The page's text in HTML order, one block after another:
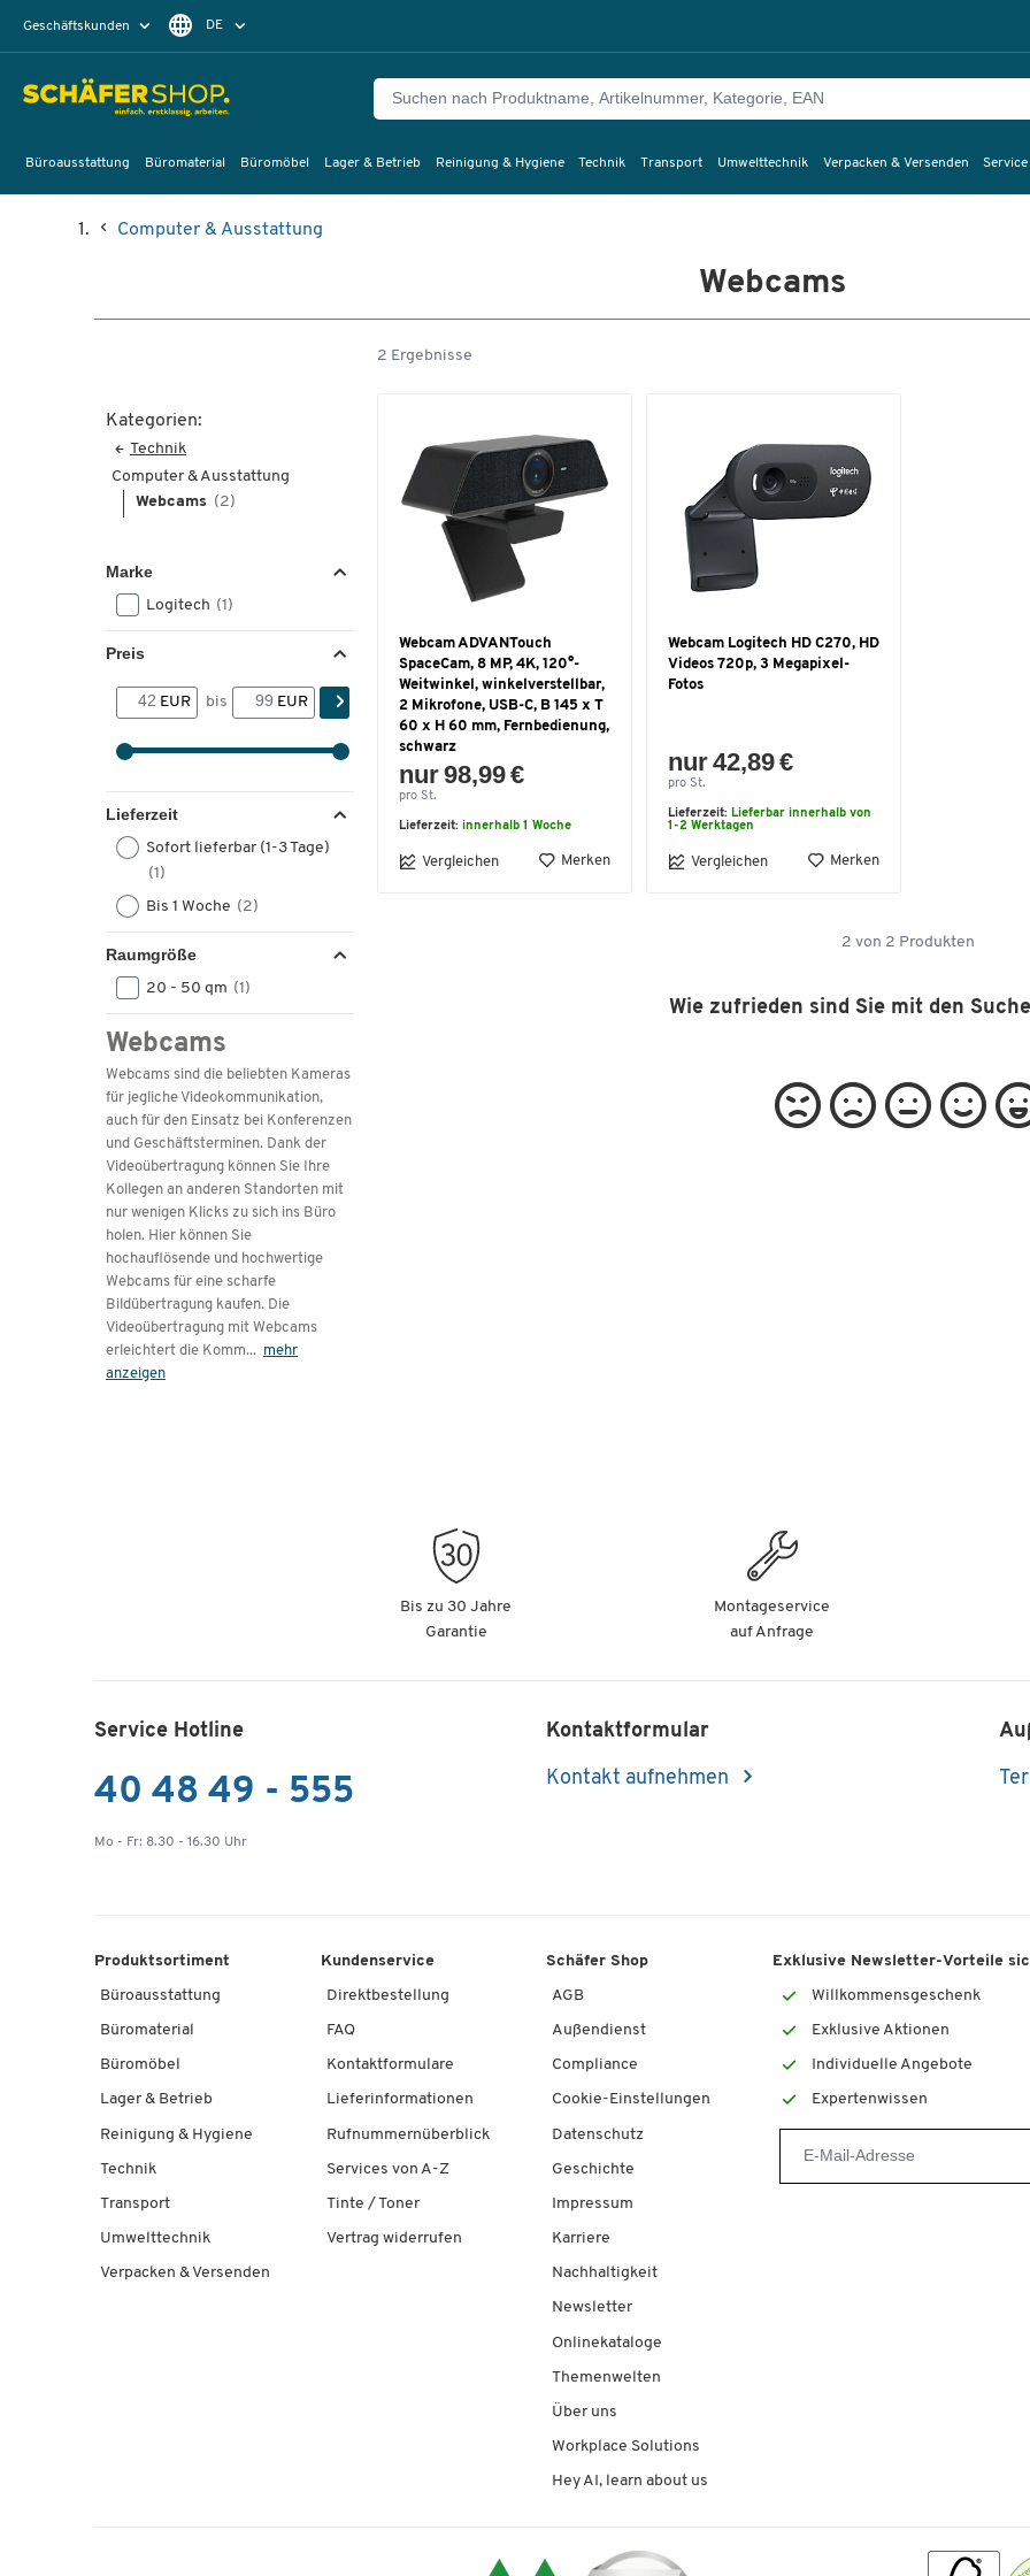
Geschäftskunden DE
Büroausstattung Büromaterial Büromöbel Lager & Betrieb Reinigung & Hygiene Technik Transport Umwelttechnik Verpacken & Versenden
Computer & Ausstattung
Webcams
Kategorien:
Technik
Computer & Ausstattung
Webcams (2)
Marke
Logitech (1)
Preis
EUR bis EUR
Lieferzeit
Sofort lieferbar (1-3 Tage)
(1)
Bis 1 Woche (2)
Raumgröße
20 - 50 qm (1)
Webcams
Webcams sind die beliebten Kameras
für jegliche Videokommunikation,
auch für den Einsatz bei Konferenzen
und Geschäftsterminen. Dank der
Videoübertragung können Sie Ihre
Kollegen an anderen Standorten mit
nur wenigen Klicks zu sich ins Büro
holen. Hier können Sie
hochauflösende und hochwertige
Webcams für eine scharfe
Bildübertragung kaufen. Die
Videoübertragung mit Webcams
erleichtert die Komm... mehr
anzeigen
2 Ergebnisse
Webcam ADVANTouch
SpaceCam, 8 MP, 4K, 120°-
Weitwinkel, winkelverstellbar,
2 Mikrofone, USB-C, B 145 x T
60 x H 60 mm, Fernbedienung,
schwarz
nur 98,99 €
pro St.
Lieferzeit: innerhalb 1 Woche
Vergleichen Merken
Webcam Logitech HD C270, HD
Videos 720p, 3 Megapixel-
Fotos
nur 42,89 €
pro St.
Lieferzeit: Lieferbar innerhalb von
1-2 Werktagen
Vergleichen Merken
2 von 2 Produkten
Wie zufrieden sind Sie mit den
Bis zu 30 Jahre
Garantie
Montageservice
auf Anfrage
Service Hotline
40 48 49 - 555
Mo - Fr: 8.30 - 16.30 Uhr
Kontaktformular
Kontakt aufnehmen
Produktsortiment
Büroausstattung
Büromaterial
Büromöbel
Lager & Betrieb
Reinigung & Hygiene
Technik
Transport
Umwelttechnik
Verpacken & Versenden
Kundenservice
Direktbestellung
FAQ
Kontaktformulare
Lieferinformationen
Rufnummernüberblick
Services von A-Z
Tinte / Toner
Vertrag widerrufen
Schäfer Shop
AGB
Außendienst
Compliance
Cookie-Einstellungen
Datenschutz
Geschichte
Impressum
Karriere
Nachhaltigkeit
Newsletter
Onlinekataloge
Themenwelten
Über uns
Workplace Solutions
Hey AI, learn about us
Exklusive Newsletter-Vorteile
Willkommensgeschenk
Exklusive Aktionen
Individuelle Angebote
Expertenwissen